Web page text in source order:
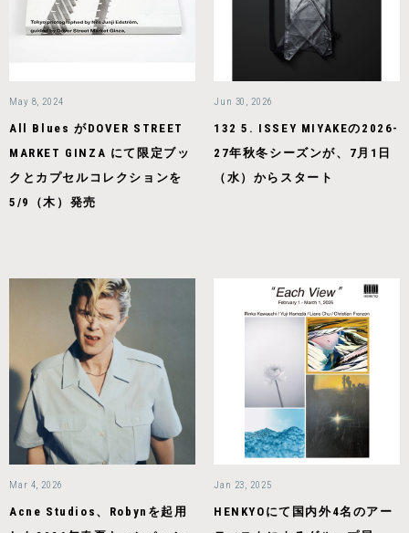
May 8, 2024
All Blues がDOVER STREET
MARKET GINZA にて限定ブッ
クとカプセルコレクションを
5/9（木）発売
Jun 30, 2026
132 5. ISSEY MIYAKEの2026-
27年秋冬シーズンが、7月1日
（水）からスタート
Mar 4, 2026
Acne Studios、Robynを起用
Jan 23, 2025
HENKYOにて国内外4名のアー